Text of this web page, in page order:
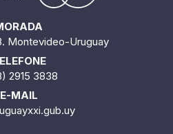
Montevideo-Uruguay
2915 3838
E-MAIL